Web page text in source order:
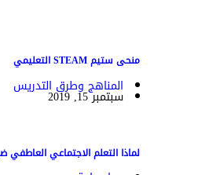
منحى ستيم STEAM التعليمي
المناهج وطرق التدريس
سبتمبر 15, 2019
لماذا التعلم الاجتماعي العاطفي